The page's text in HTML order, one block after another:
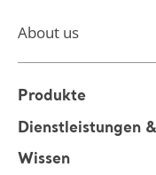
About us
Produkte
Dienstleistungen
Wissen